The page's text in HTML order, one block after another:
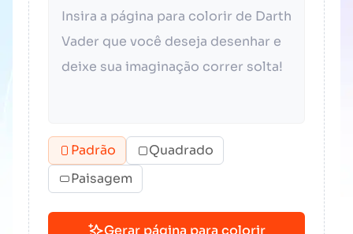
Padrão
Quadrado
Paisagem
Gerar página para colorir